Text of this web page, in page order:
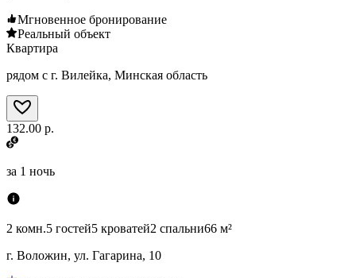
Мгновенное бронирование
Реальный объект
Квартира
рядом с г. Вилейка, Минская область
132.00 р.
за 1 ночь
2 комн.5 гостей5 кроватей2 спальни66 м²
г. Воложин, ул. Гагарина, 10